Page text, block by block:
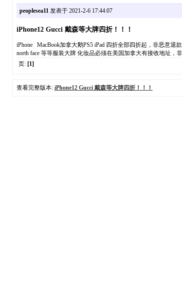
peoplesea11发表于 2021-2-6 17:44:07
iPhone12 Gucci 戴森等大牌四折！！！
iPhone MacBook加拿大鹅PS5 iPad 四折全部四折起，非恶意退
north face 等等服装大牌 化妆品必须在美国加拿大有接收地址，非
页: [1]
查看完整版本: iPhone12 Gucci 戴森等大牌四折！！！